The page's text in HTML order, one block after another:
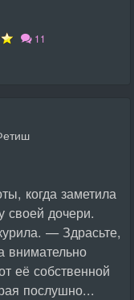
11
когда заметила
своей дочери.
— Здрасьте,
внимательно
её собственной
послушно...